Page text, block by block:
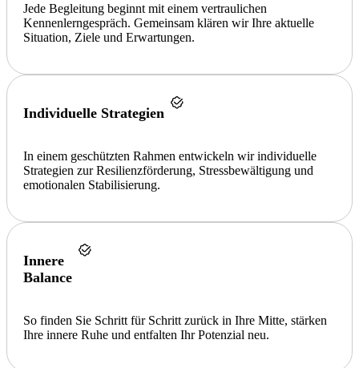
Jede Begleitung beginnt mit einem vertraulichen
Kennenlerngespräch. Gemeinsam klären wir Ihre aktuelle
Situation, Ziele und Erwartungen.
Individuelle Strategien
In einem geschützten Rahmen entwickeln wir individuelle
Strategien zur Resilienzförderung, Stressbewältigung und
emotionalen Stabilisierung.
Innere
Balance
So finden Sie Schritt für Schritt zurück in Ihre Mitte, stärken
Ihre innere Ruhe und entfalten Ihr Potenzial neu.